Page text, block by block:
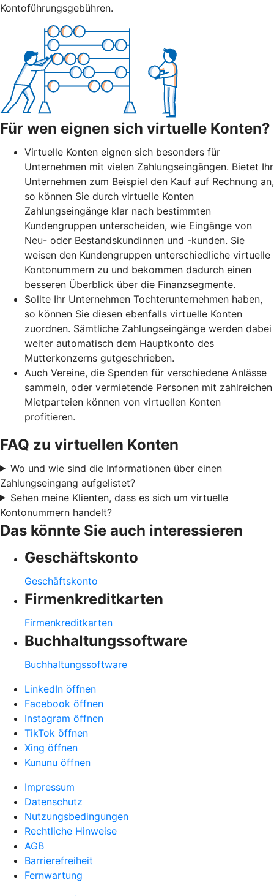
Kontoführungsgebühren.
Für wen eignen sich virtuelle Konten?
Virtuelle Konten eignen sich besonders für
Unternehmen mit vielen Zahlungseingängen. Bietet Ihr
Unternehmen zum Beispiel den Kauf auf Rechnung an,
so können Sie durch virtuelle Konten
Zahlungseingänge klar nach bestimmten
Kundengruppen unterscheiden, wie Eingänge von
Neu- oder Bestandskundinnen und -kunden. Sie
weisen den Kundengruppen unterschiedliche virtuelle
Kontonummern zu und bekommen dadurch einen
besseren Überblick über die Finanzsegmente.
Sollte Ihr Unternehmen Tochterunternehmen haben,
so können Sie diesen ebenfalls virtuelle Konten
zuordnen. Sämtliche Zahlungseingänge werden dabei
weiter automatisch dem Hauptkonto des
Mutterkonzerns gutgeschrieben.
Auch Vereine, die Spenden für verschiedene Anlässe
sammeln, oder vermietende Personen mit zahlreichen
Mietparteien können von virtuellen Konten
profitieren.
FAQ zu virtuellen Konten
Wo und wie sind die Informationen über einen
Zahlungseingang aufgelistet?
Sehen meine Klienten, dass es sich um virtuelle
Kontonummern handelt?
Das könnte Sie auch interessieren
Geschäftskonto
Geschäftskonto
Firmenkreditkarten
Firmenkreditkarten
Buchhaltungssoftware
Buchhaltungssoftware
LinkedIn öffnen
Facebook öffnen
Instagram öffnen
TikTok öffnen
Xing öffnen
Kununu öffnen
Impressum
Datenschutz
Nutzungsbedingungen
Rechtliche Hinweise
AGB
Barrierefreiheit
Fernwartung